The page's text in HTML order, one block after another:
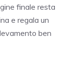
finale resta
e regala un
ben